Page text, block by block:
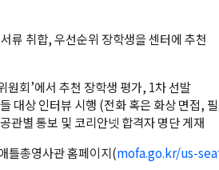
류 취합, 우선순위 장학생을 센터에 추천
원회’에서 추천 장학생 평가, 1차 선발
대상 인터뷰 시행 (전화 혹은 화상 면접,
관별 통보 및 코리안넷 합격자 명단 게재
틀총영사관 홈페이지(mofa.go.kr/us-